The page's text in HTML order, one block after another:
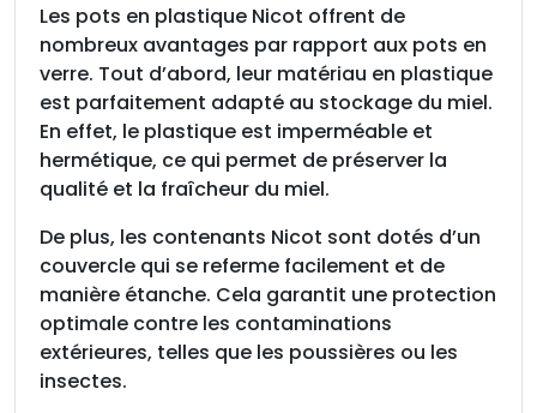
Les pots en plastique Nicot offrent de
nombreux avantages par rapport aux pots en
verre. Tout d’abord, leur matériau en plastique
est parfaitement adapté au stockage du miel.
En effet, le plastique est imperméable et
hermétique, ce qui permet de préserver la
qualité et la fraîcheur du miel.
De plus, les contenants Nicot sont dotés d’un
couvercle qui se referme facilement et de
manière étanche. Cela garantit une protection
optimale contre les contaminations
extérieures, telles que les poussières ou les
insectes.